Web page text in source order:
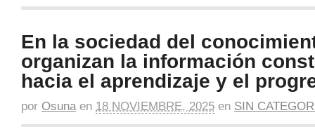
En la sociedad del
organizan la información
hacia el aprendizaje y el
por Osuna en 18 NOVIEMBRE, 2025 en SIN